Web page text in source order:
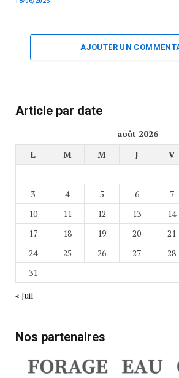
AJOUTER UN
Article par date
août 2026
L
M M J V
3
4 5 6 7
10
11 12 13 14
17
18 19 20 21
24
25 26 27 28
31
« Juil
Nos partenaires